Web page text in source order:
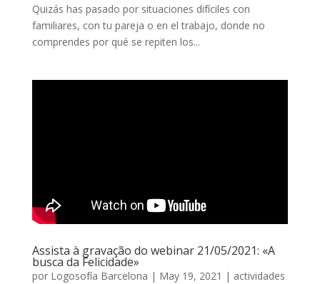
Quizás has pasado por situaciones difíciles con
familiares, con tu pareja o en el trabajo, donde no
comprendes por qué se repiten los...
Assista à gravação do webinar 21/05/2021: «A
busca da Felicidade»
por Logosofía Barcelona | May 19, 2021 | actividades